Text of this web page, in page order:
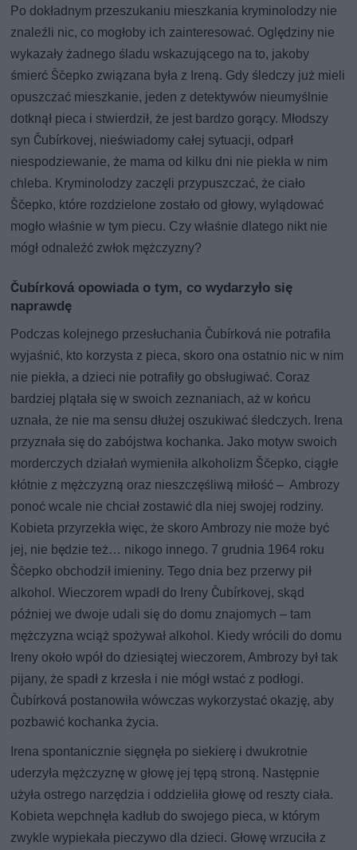
Po dokładnym przeszukaniu mieszkania kryminolodzy nie
znaleźli nic, co mogłoby ich zainteresować. Oględziny nie
wykazały żadnego śladu wskazującego na to, jakoby
śmierć Ščepko związana była z Ireną. Gdy śledczy już mieli
opuszczać mieszkanie, jeden z detektywów nieumyślnie
dotknął pieca i stwierdził, że jest bardzo gorący. Młodszy
syn Čubírkovej, nieświadomy całej sytuacji, odparł
niespodziewanie, że mama od kilku dni nie piekła w nim
chleba. Kryminolodzy zaczęli przypuszczać, że ciało
Ščepko, które rozdzielone zostało od głowy, wylądować
mogło właśnie w tym piecu. Czy właśnie dlatego nikt nie
mógł odnaleźć zwłok mężczyzny?
Čubírková opowiada o tym, co wydarzyło się
naprawdę
Podczas kolejnego przesłuchania Čubírková nie potrafiła
wyjaśnić, kto korzysta z pieca, skoro ona ostatnio nic w nim
nie piekła, a dzieci nie potrafiły go obsługiwać. Coraz
bardziej plątała się w swoich zeznaniach, aż w końcu
uznała, że nie ma sensu dłużej oszukiwać śledczych. Irena
przyznała się do zabójstwa kochanka. Jako motyw swoich
morderczych działań wymieniła alkoholizm Ščepko, ciągłe
kłótnie z mężczyzną oraz nieszczęśliwą miłość – Ambrozy
ponoć wcale nie chciał zostawić dla niej swojej rodziny.
Kobieta przyrzekła więc, że skoro Ambrozy nie może być
jej, nie będzie też… nikogo innego. 7 grudnia 1964 roku
Ščepko obchodził imieniny. Tego dnia bez przerwy pił
alkohol. Wieczorem wpadł do Ireny Čubírkovej, skąd
później we dwoje udali się do domu znajomych – tam
mężczyzna wciąż spożywał alkohol. Kiedy wrócili do domu
Ireny około wpół do dziesiątej wieczorem, Ambrozy był tak
pijany, że spadł z krzesła i nie mógł wstać z podłogi.
Čubírková postanowiła wówczas wykorzystać okazję, aby
pozbawić kochanka życia.
Irena spontanicznie sięgnęła po siekierę i dwukrotnie
uderzyła mężczyznę w głowę jej tępą stroną. Następnie
użyła ostrego narzędzia i oddzieliła głowę od reszty ciała.
Kobieta wepchnęła kadłub do swojego pieca, w którym
zwykle wypiekała pieczywo dla dzieci. Głowę wrzuciła z